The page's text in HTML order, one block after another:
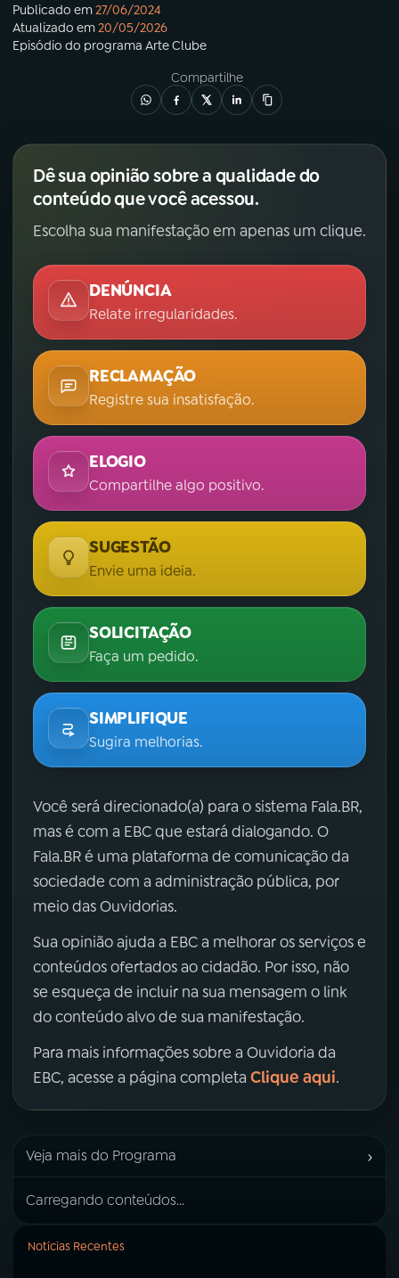
Publicado em27/06/2024
Atualizado em20/05/2026
Episódio do programa Arte Clube
Compartilhe
Dê sua opinião sobre a qualidade do
conteúdo que você acessou.
Escolha sua manifestação em apenas um clique.
DENÚNCIA
Relate irregularidades.
RECLAMAÇÃO
Registre sua insatisfação.
ELOGIO
Compartilhe algo positivo.
SUGESTÃO
Envie uma ideia.
SOLICITAÇÃO
Faça um pedido.
SIMPLIFIQUE
Sugira melhorias.
Você será direcionado(a) para o sistema Fala.BR,
mas é com a EBC que estará dialogando. O
Fala.BR é uma plataforma de comunicação da
sociedade com a administração pública, por
meio das Ouvidorias.
Sua opinião ajuda a EBC a melhorar os serviços e
conteúdos ofertados ao cidadão. Por isso, não
se esqueça de incluir na sua mensagem o link
do conteúdo alvo de sua manifestação.
Para mais informações sobre a Ouvidoria da
EBC, acesse a página completa Clique aqui.
Veja mais do Programa ›
Carregando conteúdos...
Notícias Recentes